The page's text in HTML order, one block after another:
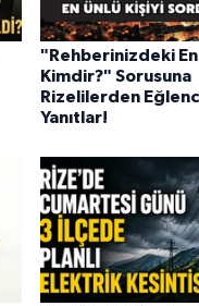
"Rehberinizdeki En
Kimdir?" Sorusuna
Rizelilerden
Yanıtlar!